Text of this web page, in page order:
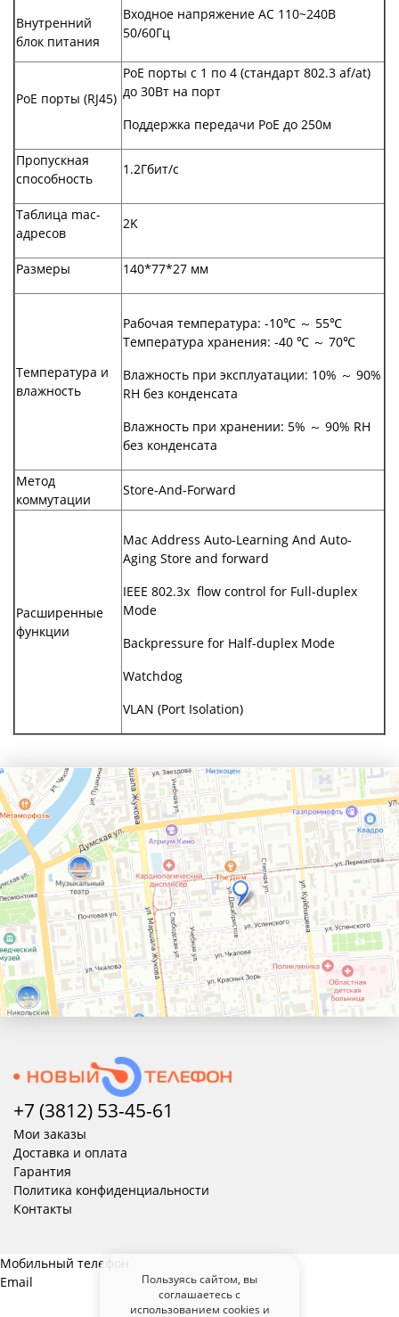
Внутренний
блок питания
Входное напряжение AC 110~240В
50/60Гц
PoE порты (RJ45)
PoE порты с 1 по 4 (стандарт 802.3 af/at)
до 30Вт на порт
Поддержка передачи PoE до 250м
Пропускная
способность
1.2Гбит/с
Таблица mac-
адресов
2K
Размеры 140*77*27 мм
Температура и
влажность
Рабочая температура: -10℃ ～ 55℃
Температура хранения: -40 ℃ ～ 70℃
Влажность при эксплуатации: 10% ～ 90%
RH без конденсата
Влажность при хранении: 5% ～ 90% RH
без конденсата
Метод
коммутации
Store-And-Forward
Расширенные
функции
Mac Address Auto-Learning And Auto-
Aging Store and forward
IEEE 802.3x flow control for Full-duplex
Mode
Backpressure for Half-duplex Mode
Watchdog
VLAN (Port Isolation)
+7 (3812) 53-45-61
Мои заказы
Доставка и оплата
Гарантия
Политика конфиденциальности
Контакты
Пользуясь сайтом, вы
соглашаетесь с
использованием cookies и
Мобильный телефон
Email